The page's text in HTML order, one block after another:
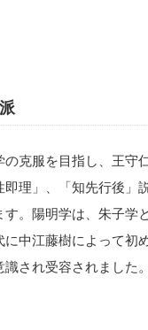
克服を目指し、王守
即理」、「知先行後」
す。陽明学は、朱子学
中江藤樹によって初
され受容されました。